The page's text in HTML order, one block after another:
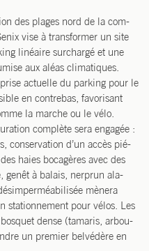
des plages nord de la com­
vise à trans­for­mer un site
linéaire sur­char­gé et une
aux aléas cli­ma­tiques.
actuelle du par­king pour le
en contre­bas, favo­ri­sant
la marche ou le vélo.
com­plète sera enga­gée :
conser­va­tion d’un accès pié­
haies boca­gères avec des
genêt à balais, ner­prun ala­
mène­ra
sta­tion­ne­ment pour vélos. Les
dense (tama­ris, arbou­
un pre­mier bel­vé­dère en